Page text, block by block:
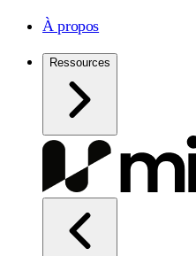
À propos
Ressources